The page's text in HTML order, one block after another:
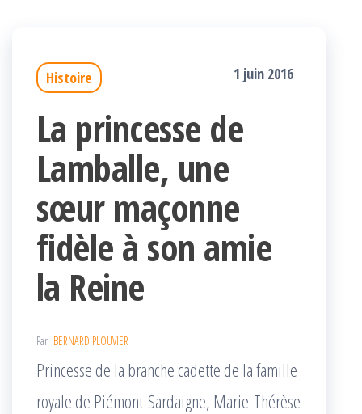
Histoire 1 juin 2016
La princesse de
Lamballe, une
sœur maçonne
fidèle à son amie
la Reine
Par BERNARD PLOUVIER
Princesse de la branche cadette de la famille
royale de Piémont-Sardaigne, Marie-Thérèse